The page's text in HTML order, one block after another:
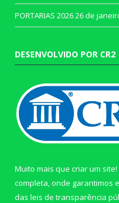
PORTARIAS 202626 de
DESENVOLVIDO POR CR2
Muito mais que criar um
completa, onde garantimos
das leis de transparência